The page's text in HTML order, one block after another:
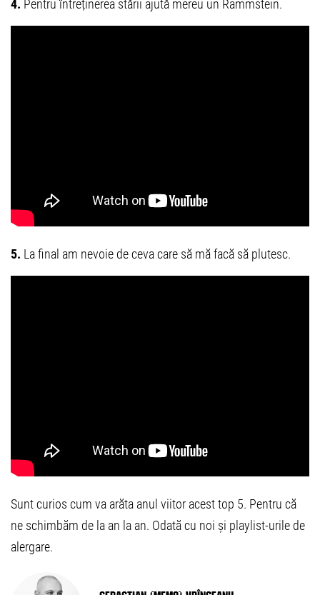
4. Pentru întreținerea stării ajută mereu un Rammstein.
5. La final am nevoie de ceva care să mă facă să plutesc.
Sunt curios cum va arăta anul viitor acest top 5. Pentru că
ne schimbăm de la an la an. Odată cu noi și playlist-urile de
alergare.